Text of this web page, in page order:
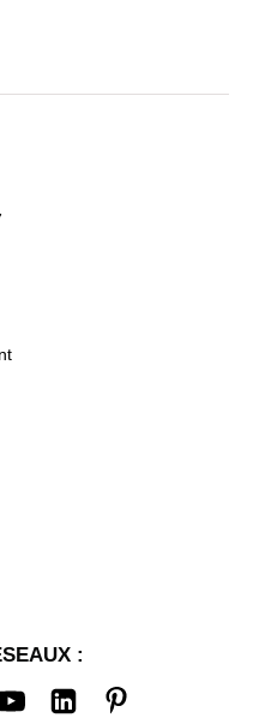
:
YoutubeLinkedIn